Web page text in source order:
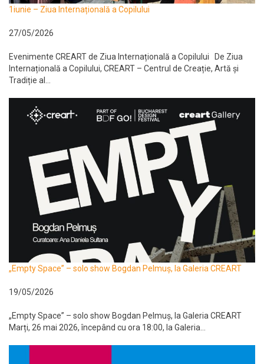
1iunie – Ziua Internațională a Copilului
27/05/2026
Evenimente CREART de Ziua Internațională a Copilului De Ziua
Internațională a Copilului, CREART – Centrul de Creație, Artă și
Tradiție al...
„Empty Space” – solo show Bogdan Pelmuș, la Galeria CREART
19/05/2026
„Empty Space” – solo show Bogdan Pelmuș, la Galeria CREART
Marți, 26 mai 2026, începând cu ora 18:00, la Galeria...